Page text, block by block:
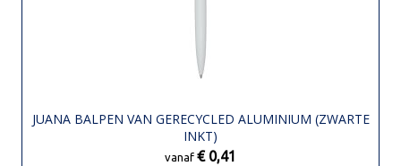
JUANA BALPEN VAN GERECYCLED ALUMINIUM (ZWARTE
INKT)
vanaf € 0,41